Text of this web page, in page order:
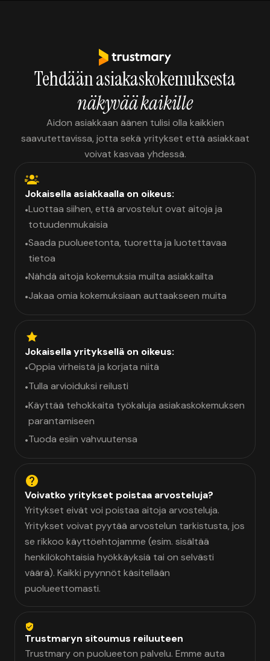
Tehdään asiakaskokemuksesta
näkyvää kaikille
Aidon asiakkaan äänen tulisi olla kaikkien
saavutettavissa, jotta sekä yritykset että asiakkaat
voivat kasvaa yhdessä.
Jokaisella asiakkaalla on oikeus:
•Luottaa siihen, että arvostelut ovat aitoja ja
totuudenmukaisia
•Saada puolueetonta, tuoretta ja luotettavaa
tietoa
•Nähdä aitoja kokemuksia muilta asiakkailta
•Jakaa omia kokemuksiaan auttaakseen muita
Jokaisella yrityksellä on oikeus:
•Oppia virheistä ja korjata niitä
•Tulla arvioiduksi reilusti
•Käyttää tehokkaita työkaluja asiakaskokemuksen
parantamiseen
•Tuoda esiin vahvuutensa
Voivatko yritykset poistaa arvosteluja?
Yritykset eivät voi poistaa aitoja arvosteluja.
Yritykset voivat pyytää arvostelun tarkistusta, jos
se rikkoo käyttöehtojamme (esim. sisältää
henkilökohtaisia hyökkäyksiä tai on selvästi
väärä). Kaikki pyynnöt käsitellään
puolueettomasti.
Trustmaryn sitoumus reiluuteen
Trustmary on puolueeton palvelu. Emme auta